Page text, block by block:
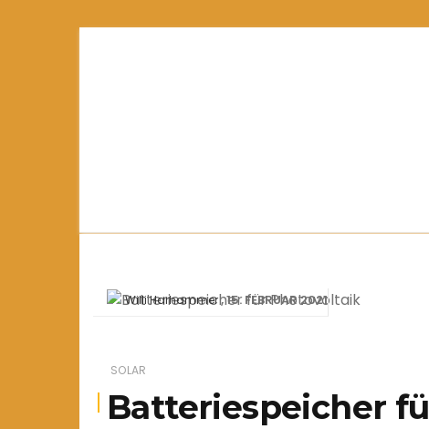
SOLAR
Batteriespeicher
Willi Harhammer 15. FEBRUAR 2021